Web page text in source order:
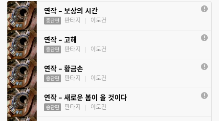
연작 – 보상의 시간
중단편 판타지 | 이도건
연작 – 고해
중단편 판타지 | 이도건
연작 – 황금손
중단편 판타지 | 이도건
연작 – 새로운 봄이 올 것이다
중단편 판타지 | 이도건